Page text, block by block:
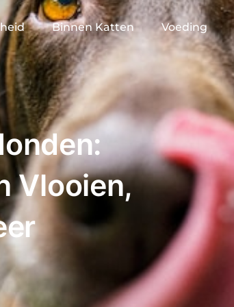
Binnen Katten Voeding
Vlooien,